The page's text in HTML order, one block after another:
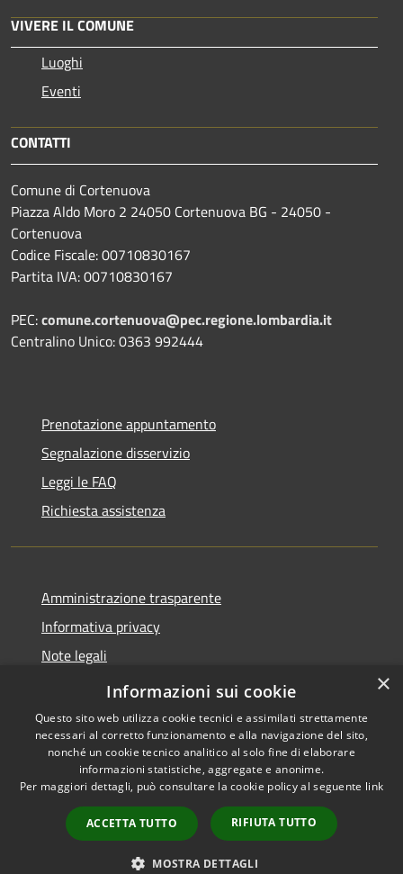
VIVERE IL COMUNE
Luoghi
Eventi
CONTATTI
Comune di Cortenuova
Piazza Aldo Moro 2 24050 Cortenuova BG - 24050 -
Cortenuova
Codice Fiscale: 00710830167
Partita IVA: 00710830167
PEC:comune.cortenuova@pec.regione.lombardia.it
Centralino Unico: 0363 992444
Prenotazione appuntamento
Segnalazione disservizio
Leggi le FAQ
Richiesta assistenza
Amministrazione trasparente
Informativa privacy
Note legali
Dichiarazione di accessibilità
Accessibilità
Copyright © 2026 • Comune di
Cortenuova • Powered by
Municipium•
Accesso
redazione
×
Informazioni sui cookie
Questo sito web utilizza cookie tecnici e assimilati strettamente
necessari al corretto funzionamento e alla navigazione del sito,
nonché un cookie tecnico analitico al solo fine di elaborare
informazioni statistiche, aggregate e anonime.
Per maggiori dettagli, può consultare la cookie policy al seguente link
ACCETTA TUTTO RIFIUTA TUTTO
MOSTRA DETTAGLI